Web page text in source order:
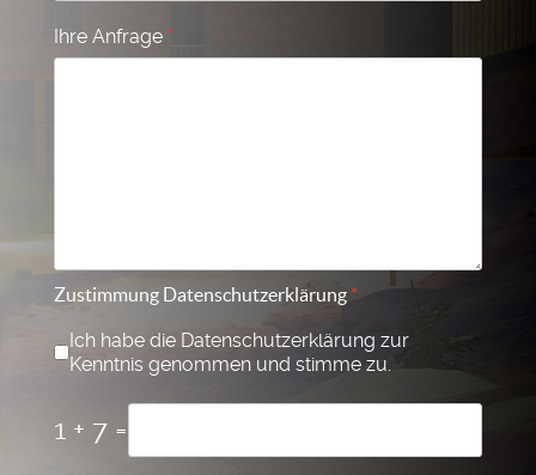
Ihre Anfrage *
Zustimmung Datenschutzerklärung *
Ich habe die Datenschutzerklärung zur
Kenntnis genommen und stimme zu.
1 + 7 =